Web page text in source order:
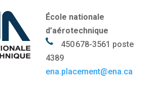
École nationale
d’aérotechnique
450 678-3561 poste
4389
ena.placement@ena.ca